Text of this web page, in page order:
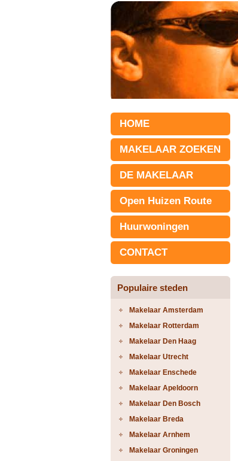
HOME
MAKELAAR ZOEKEN
DE MAKELAAR
Open Huizen Route
Huurwoningen
CONTACT
Populaire steden
Makelaar Amsterdam
Makelaar Rotterdam
Makelaar Den Haag
Makelaar Utrecht
Makelaar Enschede
Makelaar Apeldoorn
Makelaar Den Bosch
Makelaar Breda
Makelaar Arnhem
Makelaar Groningen